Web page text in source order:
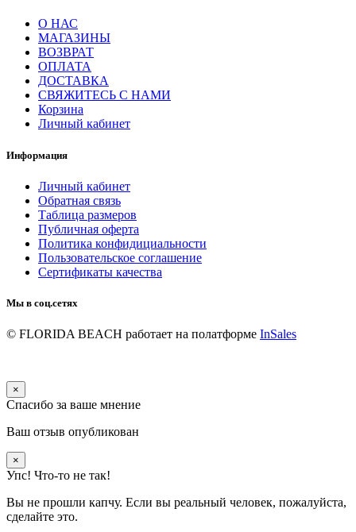
О НАС
МАГАЗИНЫ
ВОЗВРАТ
ОПЛАТА
ДОСТАВКА
СВЯЖИТЕСЬ С НАМИ
Корзина
Личный кабинет
Информация
Личный кабинет
Обратная связь
Таблица размеров
Публичная оферта
Политика конфидициальности
Пользовательское соглашение
Сертификаты качества
Мы в соц.сетях
© FLORIDA BEACH работает на полатформе InSales
×
Спасибо за ваше мнение
Ваш отзыв опубликован
×
Упс! Что-то не так!
Вы не прошли капчу. Если вы реальный человек, пожалуйста,
сделайте это.